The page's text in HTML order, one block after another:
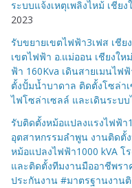
ระบบแจ้งเหตุเพลิงไหม้ เชีย
2023
รับขยายเขตไฟฟ้า3เฟส เชี
เขตไฟฟ้า อ.แม่ออน เชียงใ
ฟ้า 160Kva เดินสายเมนไฟ
ตั้งปั้มน้ำบาดาล ติดตั้งโซล่า
ไฟโซล่าเซลล์ และเดินระบ
รับติดตั้งหม้อแปลงแรงไฟฟ้า
อุตสาหกรรมลำพูน งานติดตั้
หม้อแปลงไฟฟ้า1000 kVA
และติดตั้งทีมงานมืออาชีพรา
ประกันงาน #มาตรฐานงาน